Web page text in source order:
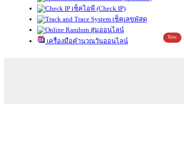
เช็คไอพี (Check IP)
เช็คเลขพัสดุ
สุ่มออนไลน์
เครื่องมือคำนวณวันออนไลน์
New